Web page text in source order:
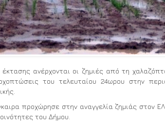
έκτασης ανέρχονται οι ζημιές από τη
του τελευταίου 24ωρου στην
προχώρησε στην αναγγελία ζημιάς στον
του Δήμου.